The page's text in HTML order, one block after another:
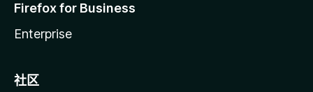
Firefox for Business
Enterprise
社区